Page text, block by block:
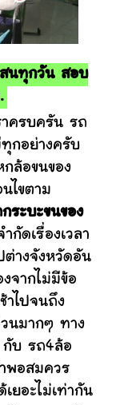
สนทุกวัน สอบ
รบครัน รถ
กอย่างครับ
ล้อขนของ
ไขตาม
ระบะขนของ
กัดเรื่องเวลา
ต่างจังหวัดอัน
จากไม่มีข้อ
าไปจนถึง
นมากๆ ทาง
กับ รถ4ล้อ
พอสมควร
ยอะไม่เท่ากัน